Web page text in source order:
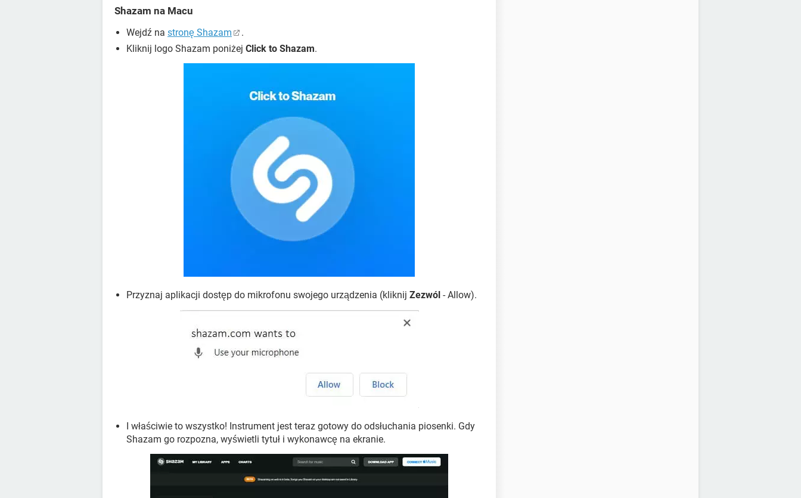
Shazam na Macu
Wejdź na stronę Shazam
.
Kliknij logo Shazam poniżej Click to Shazam.
Przyznaj aplikacji dostęp do mikrofonu swojego urządzenia (kliknij Zezwól - Allow).
I właściwie to wszystko! Instrument jest teraz gotowy do odsłuchania piosenki. Gdy
Shazam go rozpozna, wyświetli tytuł i wykonawcę na ekranie.